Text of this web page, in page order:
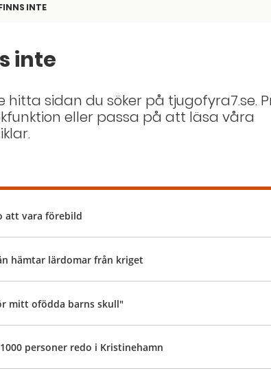
INTE
inte
hitta sidan du söker på tjugofyra7.se.
eller passa på att läsa våra
att vara förebild
hämtar lärdomar från kriget
mitt ofödda barns skull"
personer redo i Kristinehamn